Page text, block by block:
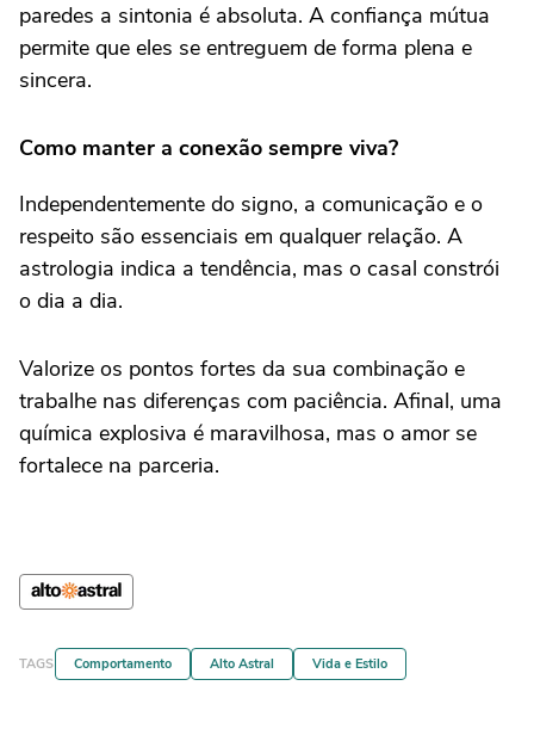
paredes a sintonia é absoluta. A confiança mútua
permite que eles se entreguem de forma plena e
sincera.
Como manter a conexão sempre viva?
Independentemente do signo, a comunicação e o
respeito são essenciais em qualquer relação. A
astrologia indica a tendência, mas o casal constrói
o dia a dia.
Valorize os pontos fortes da sua combinação e
trabalhe nas diferenças com paciência. Afinal, uma
química explosiva é maravilhosa, mas o amor se
fortalece na parceria.
TAGS Comportamento Alto Astral Vida e Estilo